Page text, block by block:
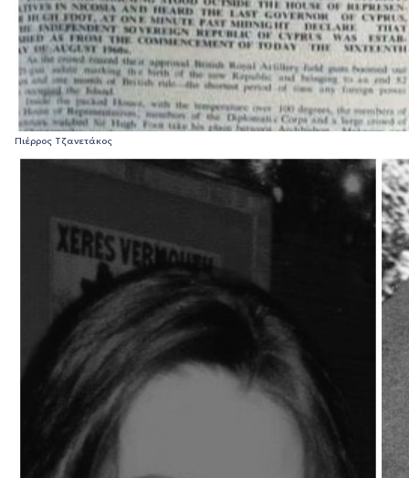
Πιέρρος Τζανετάκος